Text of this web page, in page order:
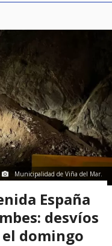
Municipalidad de Viña del Mar.
España
desvíos
domingo